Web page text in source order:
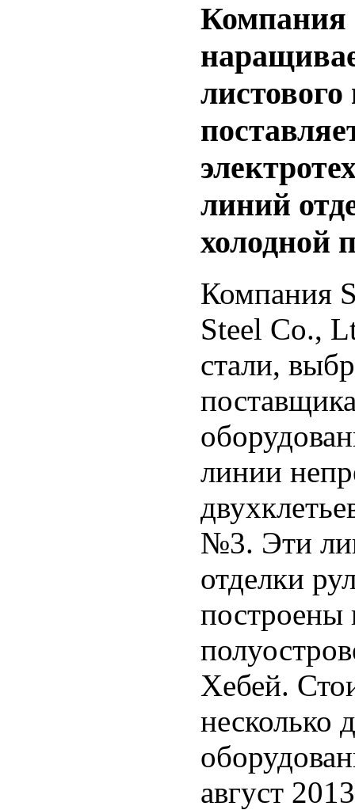
Компания
линий
холодной
Компания
Steel Co.,
стали,
линии
№3. Эти
отделки
построены
Хебей.
несколько
август